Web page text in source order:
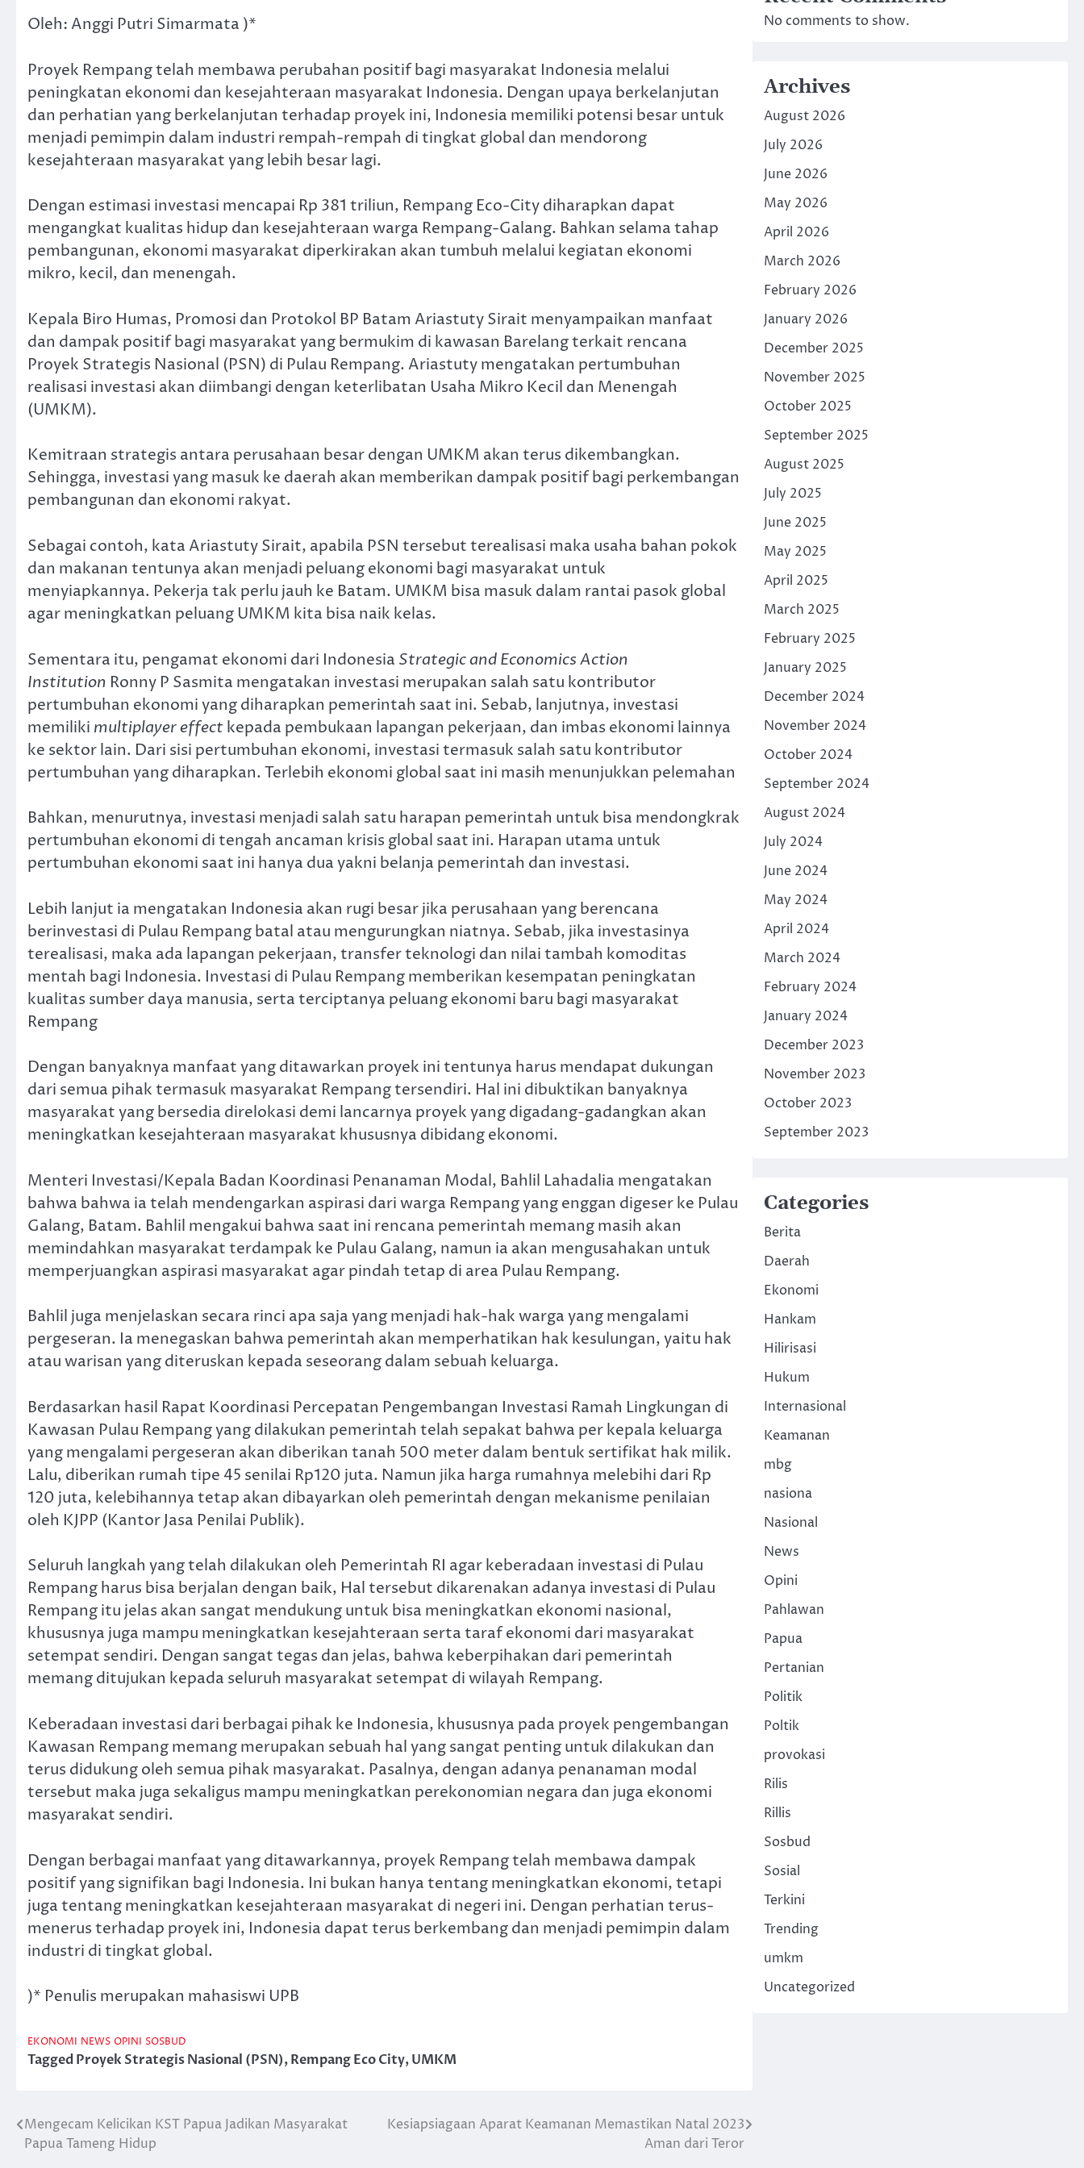
Oleh: Anggi Putri Simarmata )*
Proyek Rempang telah membawa perubahan positif bagi masyarakat Indonesia melalui
peningkatan ekonomi dan kesejahteraan masyarakat Indonesia. Dengan upaya berkelanjutan
dan perhatian yang berkelanjutan terhadap proyek ini, Indonesia memiliki potensi besar untuk
menjadi pemimpin dalam industri rempah-rempah di tingkat global dan mendorong
kesejahteraan masyarakat yang lebih besar lagi.
Dengan estimasi investasi mencapai Rp 381 triliun, Rempang Eco-City diharapkan dapat
mengangkat kualitas hidup dan kesejahteraan warga Rempang-Galang. Bahkan selama tahap
pembangunan, ekonomi masyarakat diperkirakan akan tumbuh melalui kegiatan ekonomi
mikro, kecil, dan menengah.
Kepala Biro Humas, Promosi dan Protokol BP Batam Ariastuty Sirait menyampaikan manfaat
dan dampak positif bagi masyarakat yang bermukim di kawasan Barelang terkait rencana
Proyek Strategis Nasional (PSN) di Pulau Rempang. Ariastuty mengatakan pertumbuhan
realisasi investasi akan diimbangi dengan keterlibatan Usaha Mikro Kecil dan Menengah
(UMKM).
Kemitraan strategis antara perusahaan besar dengan UMKM akan terus dikembangkan.
Sehingga, investasi yang masuk ke daerah akan memberikan dampak positif bagi perkembangan
pembangunan dan ekonomi rakyat.
Sebagai contoh, kata Ariastuty Sirait, apabila PSN tersebut terealisasi maka usaha bahan pokok
dan makanan tentunya akan menjadi peluang ekonomi bagi masyarakat untuk
menyiapkannya. Pekerja tak perlu jauh ke Batam. UMKM bisa masuk dalam rantai pasok global
agar meningkatkan peluang UMKM kita bisa naik kelas.
Sementara itu, pengamat ekonomi dari Indonesia Strategic and Economics Action
Institution Ronny P Sasmita mengatakan investasi merupakan salah satu kontributor
pertumbuhan ekonomi yang diharapkan pemerintah saat ini. Sebab, lanjutnya, investasi
memiliki multiplayer effectkepada pembukaan lapangan pekerjaan, dan imbas ekonomi lainnya
ke sektor lain. Dari sisi pertumbuhan ekonomi, investasi termasuk salah satu kontributor
pertumbuhan yang diharapkan. Terlebih ekonomi global saat ini masih menunjukkan pelemahan
Bahkan, menurutnya, investasi menjadi salah satu harapan pemerintah untuk bisa mendongkrak
pertumbuhan ekonomi di tengah ancaman krisis global saat ini. Harapan utama untuk
pertumbuhan ekonomi saat ini hanya dua yakni belanja pemerintah dan investasi.
Lebih lanjut ia mengatakan Indonesia akan rugi besar jika perusahaan yang berencana
berinvestasi di Pulau Rempang batal atau mengurungkan niatnya. Sebab, jika investasinya
terealisasi, maka ada lapangan pekerjaan, transfer teknologi dan nilai tambah komoditas
mentah bagi Indonesia. Investasi di Pulau Rempang memberikan kesempatan peningkatan
kualitas sumber daya manusia, serta terciptanya peluang ekonomi baru bagi masyarakat
Rempang
Dengan banyaknya manfaat yang ditawarkan proyek ini tentunya harus mendapat dukungan
dari semua pihak termasuk masyarakat Rempang tersendiri. Hal ini dibuktikan banyaknya
masyarakat yang bersedia direlokasi demi lancarnya proyek yang digadang-gadangkan akan
meningkatkan kesejahteraan masyarakat khususnya dibidang ekonomi.
Menteri Investasi/Kepala Badan Koordinasi Penanaman Modal, Bahlil Lahadalia mengatakan
bahwa bahwa ia telah mendengarkan aspirasi dari warga Rempang yang enggan digeser ke Pulau
Galang, Batam. Bahlil mengakui bahwa saat ini rencana pemerintah memang masih akan
memindahkan masyarakat terdampak ke Pulau Galang, namun ia akan mengusahakan untuk
memperjuangkan aspirasi masyarakat agar pindah tetap di area Pulau Rempang.
Bahlil juga menjelaskan secara rinci apa saja yang menjadi hak-hak warga yang mengalami
pergeseran. Ia menegaskan bahwa pemerintah akan memperhatikan hak kesulungan, yaitu hak
atau warisan yang diteruskan kepada seseorang dalam sebuah keluarga.
Berdasarkan hasil Rapat Koordinasi Percepatan Pengembangan Investasi Ramah Lingkungan di
Kawasan Pulau Rempang yang dilakukan pemerintah telah sepakat bahwa per kepala keluarga
yang mengalami pergeseran akan diberikan tanah 500 meter dalam bentuk sertifikat hak milik.
Lalu, diberikan rumah tipe 45 senilai Rp120 juta. Namun jika harga rumahnya melebihi dari Rp
120 juta, kelebihannya tetap akan dibayarkan oleh pemerintah dengan mekanisme penilaian
oleh KJPP (Kantor Jasa Penilai Publik).
Seluruh langkah yang telah dilakukan oleh Pemerintah RI agar keberadaan investasi di Pulau
Rempang harus bisa berjalan dengan baik, Hal tersebut dikarenakan adanya investasi di Pulau
Rempang itu jelas akan sangat mendukung untuk bisa meningkatkan ekonomi nasional,
khususnya juga mampu meningkatkan kesejahteraan serta taraf ekonomi dari masyarakat
setempat sendiri. Dengan sangat tegas dan jelas, bahwa keberpihakan dari pemerintah
memang ditujukan kepada seluruh masyarakat setempat di wilayah Rempang.
Keberadaan investasi dari berbagai pihak ke Indonesia, khususnya pada proyek pengembangan
Kawasan Rempang memang merupakan sebuah hal yang sangat penting untuk dilakukan dan
terus didukung oleh semua pihak masyarakat. Pasalnya, dengan adanya penanaman modal
tersebut maka juga sekaligus mampu meningkatkan perekonomian negara dan juga ekonomi
masyarakat sendiri.
Dengan berbagai manfaat yang ditawarkannya, proyek Rempang telah membawa dampak
positif yang signifikan bagi Indonesia. Ini bukan hanya tentang meningkatkan ekonomi, tetapi
juga tentang meningkatkan kesejahteraan masyarakat di negeri ini. Dengan perhatian terus-
menerus terhadap proyek ini, Indonesia dapat terus berkembang dan menjadi pemimpin dalam
industri di tingkat global.
)* Penulis merupakan mahasiswi UPB
EKONOMI NEWS OPINI SOSBUD
TaggedProyek Strategis Nasional (PSN),Rempang Eco City,UMKM
Post
navigation
Mengecam Kelicikan KST Papua Jadikan Masyarakat
Papua Tameng Hidup
Kesiapsiagaan Aparat Keamanan Memastikan Natal 2023
Aman dari Teror
No comments to show.
Archives
August 2026
July 2026
June 2026
May 2026
April 2026
March 2026
February 2026
January 2026
December 2025
November 2025
October 2025
September 2025
August 2025
July 2025
June 2025
May 2025
April 2025
March 2025
February 2025
January 2025
December 2024
November 2024
October 2024
September 2024
August 2024
July 2024
June 2024
May 2024
April 2024
March 2024
February 2024
January 2024
December 2023
November 2023
October 2023
September 2023
Categories
Berita
Daerah
Ekonomi
Hankam
Hilirisasi
Hukum
Internasional
Keamanan
mbg
nasiona
Nasional
News
Opini
Pahlawan
Papua
Pertanian
Politik
Poltik
provokasi
Rilis
Rillis
Sosbud
Sosial
Terkini
Trending
umkm
Uncategorized